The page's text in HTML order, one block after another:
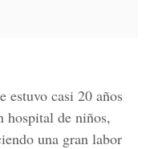
estuvo casi 20 años
hospital de niños,
una gran labor